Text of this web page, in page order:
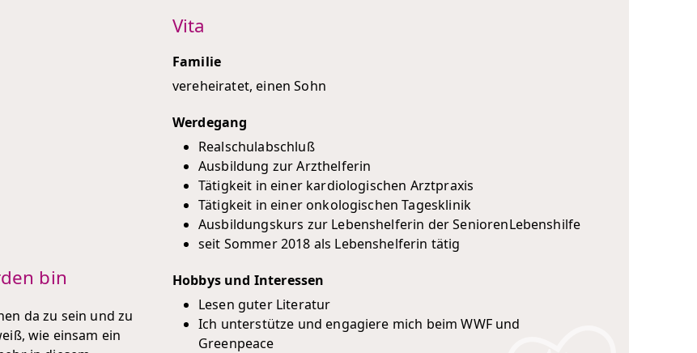
bin
da zu sein und zu
wie einsam ein
Vita
Familie
vereheiratet, einen Sohn
Werdegang
Realschulabschluß
Ausbildung zur Arzthelferin
Tätigkeit in einer kardiologischen Arztpraxis
Tätigkeit in einer onkologischen Tagesklinik
Ausbildungskurs zur Lebenshelferin der SeniorenLebenshilfe
seit Sommer 2018 als Lebenshelferin tätig
Hobbys und Interessen
Lesen guter Literatur
Ich unterstütze und engagiere mich beim WWF und
Greenpeace